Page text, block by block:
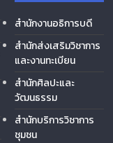
สำนักงานอธิการบดี
สำนักส่งเสริมวิชาการ
และงานทะเบียน
สำนักศิลปะและ
วัฒนธรรม
สำนักบริการวิชาการ
ชุมชน